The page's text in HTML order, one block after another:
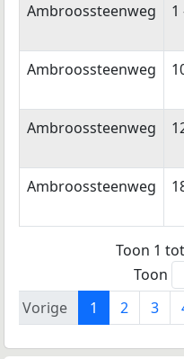
Ambroossteenweg 1
Ambroossteenweg
Ambroossteenweg
Ambroossteenweg
Toon 1
Toon
Vorige
1 2 3